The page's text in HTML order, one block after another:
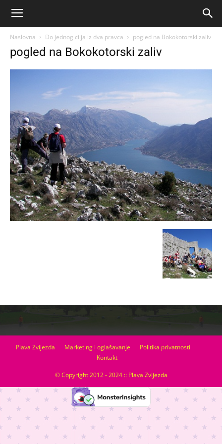
Naslovna Do jednog cilja iz dva pravca pogled na Bokokotorski zaliv
pogled na Bokokotorski zaliv
Plava Zvijezda Marketing i oglašavanje
Politika privatnosti
Kontakt
© Copyright 2012 - 2024 :: Plava Zvijezda